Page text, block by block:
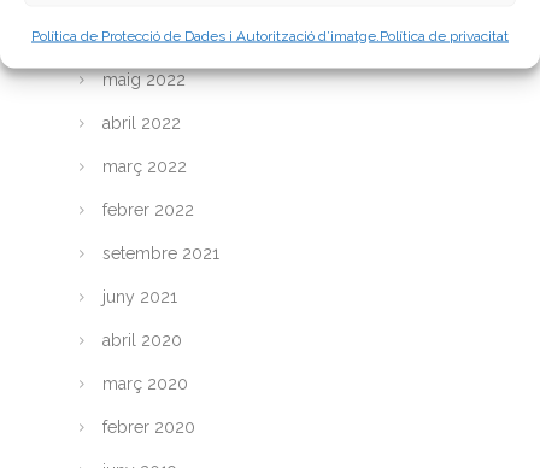
Política de Protecció de Dades i Autorització d’imatge. Política de privacitat
juliol 2022
maig 2022
abril 2022
març 2022
febrer 2022
setembre 2021
juny 2021
abril 2020
març 2020
febrer 2020